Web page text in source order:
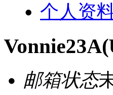
个人资
Vonnie23A
邮箱状态